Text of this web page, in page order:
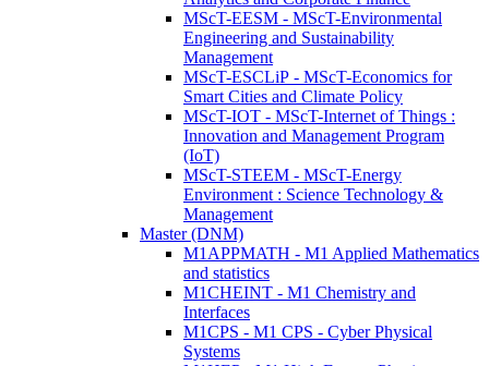
MScT-EESM - MScT-Environmental
Engineering and Sustainability
Management
MScT-ESCLiP - MScT-Economics for
Smart Cities and Climate Policy
MScT-IOT - MScT-Internet of Things :
Innovation and Management Program
(IoT)
MScT-STEEM - MScT-Energy
Environment : Science Technology &
Management
Master (DNM)
M1APPMATH - M1 Applied Mathematics
and statistics
M1CHEINT - M1 Chemistry and
Interfaces
M1CPS - M1 CPS - Cyber Physical
Systems